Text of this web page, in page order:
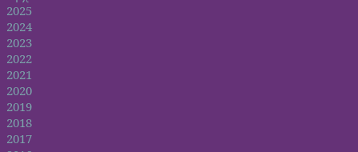
2025
2024
2023
2022
2021
2020
2019
2018
2017